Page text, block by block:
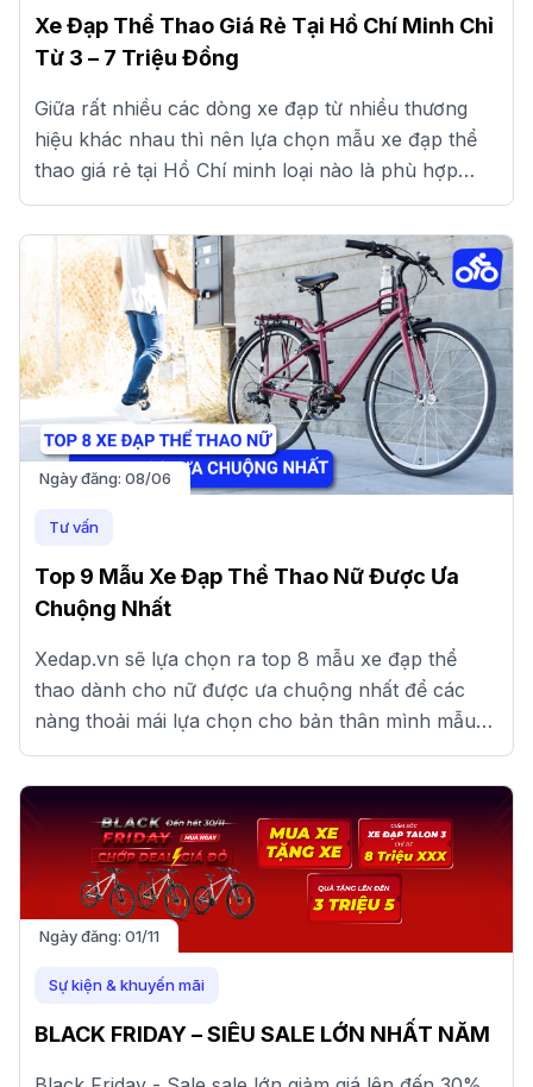
Xe Đạp Thể Thao Giá Rẻ Tại Hồ Chí Minh Chỉ
Từ 3 – 7 Triệu Đồng
Giữa rất nhiều các dòng xe đạp từ nhiều thương
hiệu khác nhau thì nên lựa chọn mẫu xe đạp thể
thao giá rẻ tại Hồ Chí minh loại nào là phù hợp
nhất?
Ngày đăng: 08/06
Tư vấn
Top 9 Mẫu Xe Đạp Thể Thao Nữ Được Ưa
Chuộng Nhất
Xedap.vn sẽ lựa chọn ra top 8 mẫu xe đạp thể
thao dành cho nữ được ưa chuộng nhất để các
nàng thoải mái lựa chọn cho bản thân mình mẫu
xe phù hợp nhất nhé!
Ngày đăng: 01/11
Sự kiện & khuyến mãi
BLACK FRIDAY – SIÊU SALE LỚN NHẤT NĂM